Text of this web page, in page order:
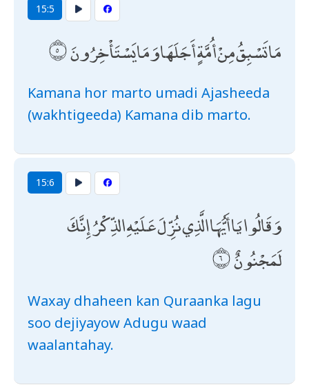
15:5
مَا تَسْبِقُ مِنْ أُمَّةٍ أَجَلَهَا وَمَا يَسْتَأْخِرُونَ
Kamana hor marto umadi Ajasheeda
(wakhtigeeda) Kamana dib marto.
15:6
وَقَالُوا يَا أَيُّهَا الَّذِي نُزِّلَ عَلَيْهِ الذِّكْرُ إِنَّكَ
لَمَجْنُونٌ
Waxay dhaheen kan Quraanka lagu
soo dejiyayow Adugu waad
waalantahay.